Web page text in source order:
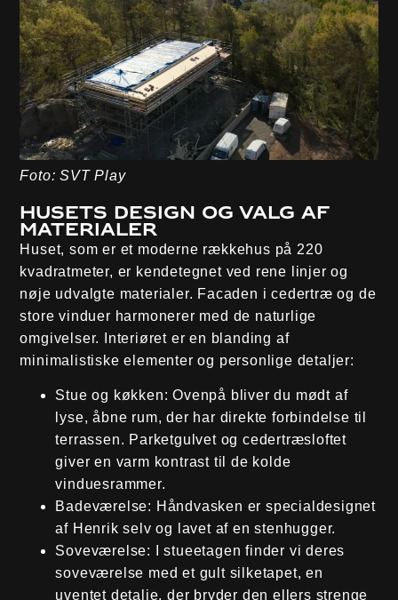
Foto: SVT Play
Husets design og valg af
materialer
Huset, som er et moderne rækkehus på 220
kvadratmeter, er kendetegnet ved rene linjer og
nøje udvalgte materialer. Facaden i cedertræ og de
store vinduer harmonerer med de naturlige
omgivelser. Interiøret er en blanding af
minimalistiske elementer og personlige detaljer:
Stue og køkken: Ovenpå bliver du mødt af
lyse, åbne rum, der har direkte forbindelse til
terrassen. Parketgulvet og cedertræsloftet
giver en varm kontrast til de kolde
vinduesrammer.
Badeværelse: Håndvasken er specialdesignet
af Henrik selv og lavet af en stenhugger.
Soveværelse: I stueetagen finder vi deres
soveværelse med et gult silketapet, en
uventet detalje, der bryder den ellers strenge